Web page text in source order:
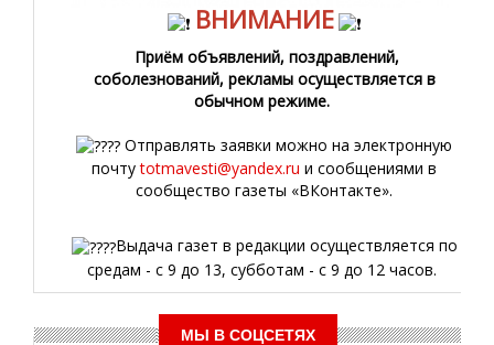
ВНИМАНИЕ
Приём объявлений, поздравлений,
соболезнований, рекламы осуществляется в
обычном режиме.
Отправлять заявки можно на электронную
почтуtotmavesti@yandex.ru и сообщениями в
сообщество газеты «ВКонтакте».
Выдача газет в редакции осуществляется по
средам - с 9 до 13, субботам - с 9 до 12 часов.
МЫ В СОЦСЕТЯХ